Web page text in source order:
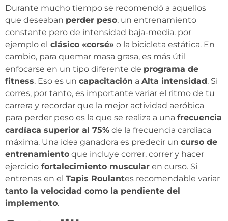
Durante mucho tiempo se recomendó a aquellos
que deseaban perder peso, un entrenamiento
constante pero de intensidad baja-media. por
ejemplo el clásico «corsé» o la bicicleta estática. En
cambio, para quemar masa grasa, es más útil
enfocarse en un tipo diferente de programa de
fitness. Eso es un capacitación a Alta intensidad. Si
corres, por tanto, es importante variar el ritmo de tu
carrera y recordar que la mejor actividad aeróbica
para perder peso es la que se realiza a una frecuencia
cardíaca superior al 75% de la frecuencia cardíaca
máxima. Una idea ganadora es predecir un curso de
entrenamiento que incluye correr, correr y hacer
ejercicio fortalecimiento muscular en curso. Si
entrenas en el Tapis Roulantes recomendable variar
tanto la velocidad como la pendiente del
implemento.